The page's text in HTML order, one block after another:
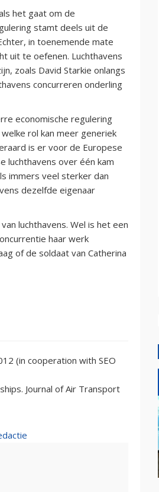
het gaat om de
stamt deels uit de
in toenemende mate
uit te oefenen. Luchthavens
zoals David Starkie onlangs
concurreren onderling
economische regulering
rol kan meer generiek
is er voor de Europese
luchthavens over één kam
immers veel sterker dan
dezelfde eigenaar
luchthavens. Wel is het een
haar werk
of de soldaat van Catherina
(in cooperation with SEO
Journal of Air Transport